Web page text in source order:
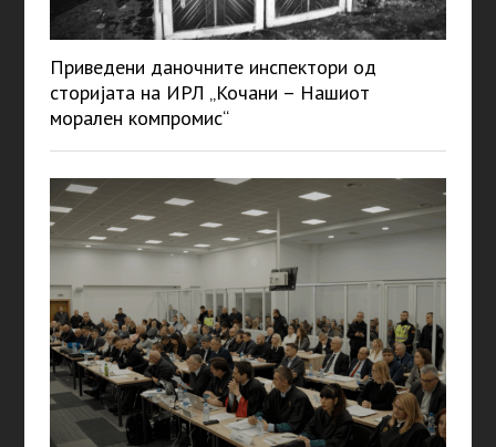
Приведени даночните инспектори од
сторијата на ИРЛ „Кочани – Нашиот
морален компромис“